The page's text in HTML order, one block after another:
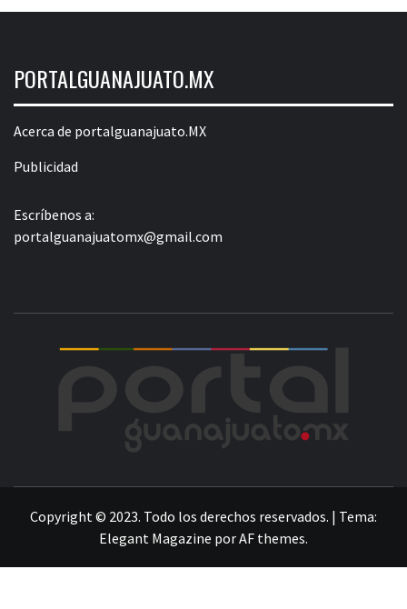
PORTALGUANAJUATO.MX
Acerca de portalguanajuato.MX
Publicidad
Escríbenos a:
portalguanajuatomx@gmail.com
Copyright © 2023. Todo los derechos reservados. | Tema:
Elegant Magazine porAF themes.